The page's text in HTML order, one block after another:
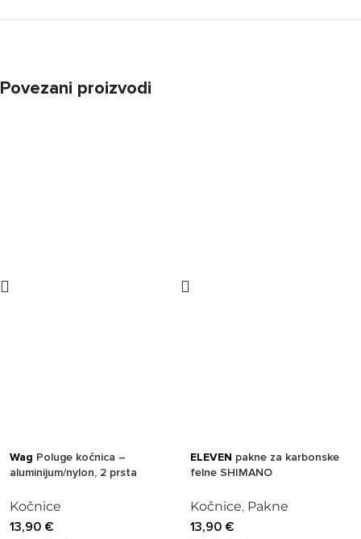
Povezani proizvodi
Wag Poluge kočnica –
aluminijum/nylon, 2 prsta
Kočnice
13,90 €
ELEVEN pakne za karbonske
felne SHIMANO
Kočnice, Pakne
13,90 €